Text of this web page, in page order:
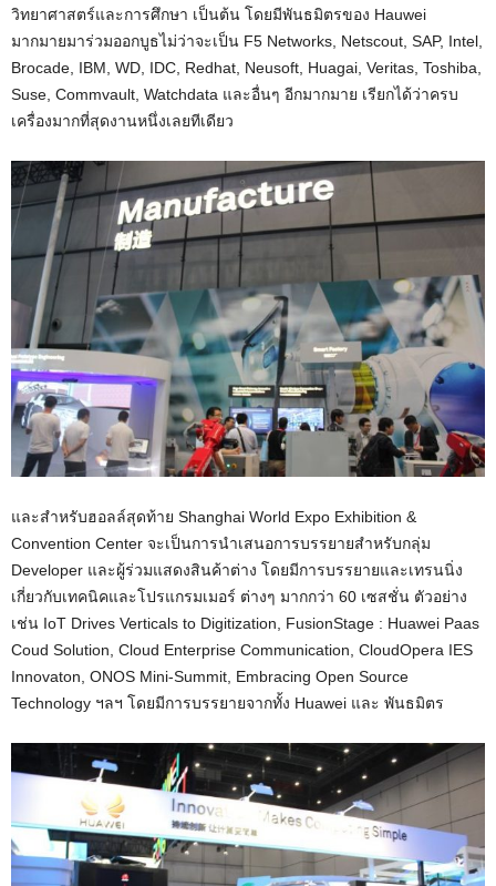
วิทยาศาสตร์และการศึกษา เป็นต้น โดยมีพันธมิตรของ Hauwei
มากมายมาร่วมออกบูธไม่ว่าจะเป็น F5 Networks, Netscout, SAP, Intel,
Brocade, IBM, WD, IDC, Redhat, Neusoft, Huagai, Veritas, Toshiba,
Suse, Commvault, Watchdata และอื่นๆ อีกมากมาย เรียกได้ว่าครบ
เครื่องมากที่สุดงานหนึ่งเลยทีเดียว
และสำหรับฮอลล์สุดท้าย Shanghai World Expo Exhibition &
Convention Center จะเป็นการนำเสนอการบรรยายสำหรับกลุ่ม
Developer และผู้ร่วมแสดงสินค้าต่าง โดยมีการบรรยายและเทรนนิ่ง
เกี่ยวกับเทคนิคและโปรแกรมเมอร์ ต่างๆ มากกว่า 60 เซสชั่น ตัวอย่าง
เช่น IoT Drives Verticals to Digitization, FusionStage : Huawei Paas
Coud Solution, Cloud Enterprise Communication, CloudOpera IES
Innovaton, ONOS Mini-Summit, Embracing Open Source
Technology ฯลฯ โดยมีการบรรยายจากทั้ง Huawei และ พันธมิตร